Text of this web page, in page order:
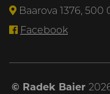
Baarova 1376,
Facebook
© Radek Baier